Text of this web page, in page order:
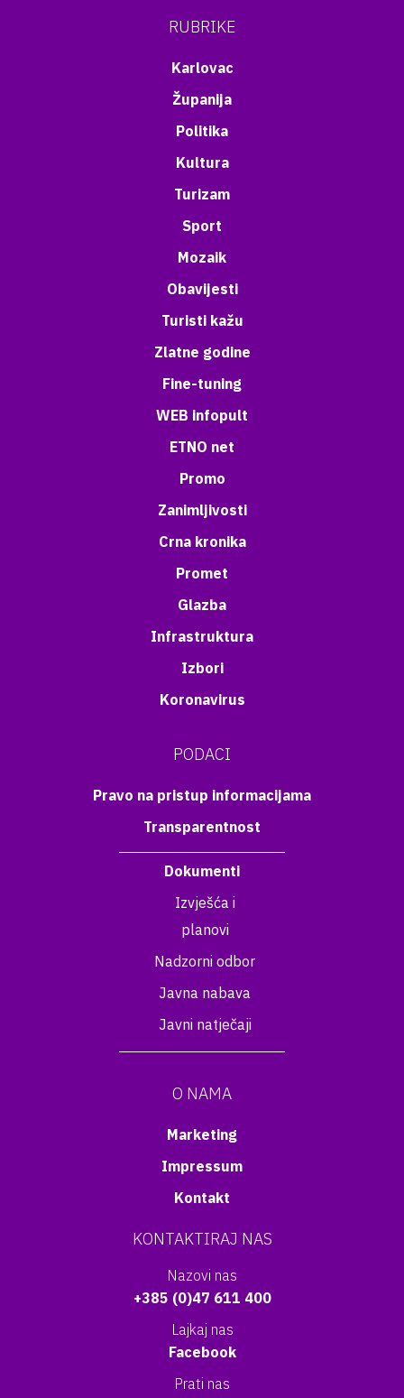
RUBRIKE
Karlovac
Županija
Politika
Kultura
Turizam
Sport
Mozaik
Obavijesti
Turisti kažu
Zlatne godine
Fine-tuning
WEB infopult
ETNO net
Promo
Zanimljivosti
Crna kronika
Promet
Glazba
Infrastruktura
Izbori
Koronavirus
PODACI
Pravo na pristup informacijama
Transparentnost
Dokumenti
Izvješća i
planovi
Nadzorni odbor
Javna nabava
Javni natječaji
O NAMA
Marketing
Impressum
Kontakt
KONTAKTIRAJ NAS
Nazovi nas
+385 (0)47 611 400
Lajkaj nas
Facebook
Prati nas